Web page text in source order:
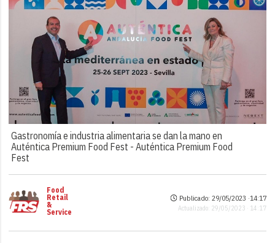
Gastronomía e industria alimentaria se dan la mano en
Auténtica Premium Food Fest -Auténtica Premium Food
Fest
Food
Retail
&
Service
Publicado: 29/05/2023 ·14:17
Actualizado: 29/05/2023 · 14:17